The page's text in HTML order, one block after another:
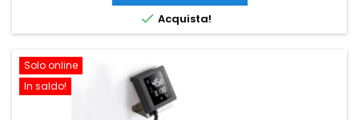
 Acquista!
Solo online
In saldo!